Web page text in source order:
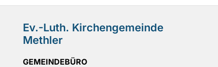
Ev.-Luth. Kirchengemeinde
Methler
GEMEINDEBÜRO